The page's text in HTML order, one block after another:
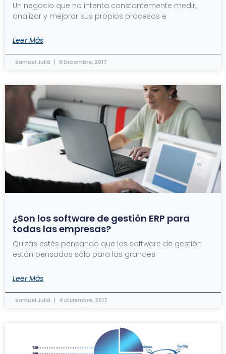
Un negocio que no intenta constantemente medir,
analizar y mejorar sus propios procesos e
Leer Más
Samuel Juliá 9 Diciembre, 2017
¿Son los software de gestión ERP para
todas las empresas?
Quizás estés pensando que los software de gestión
están pensados sólo para las grandes
Leer Más
Samuel Juliá 4 Diciembre, 2017